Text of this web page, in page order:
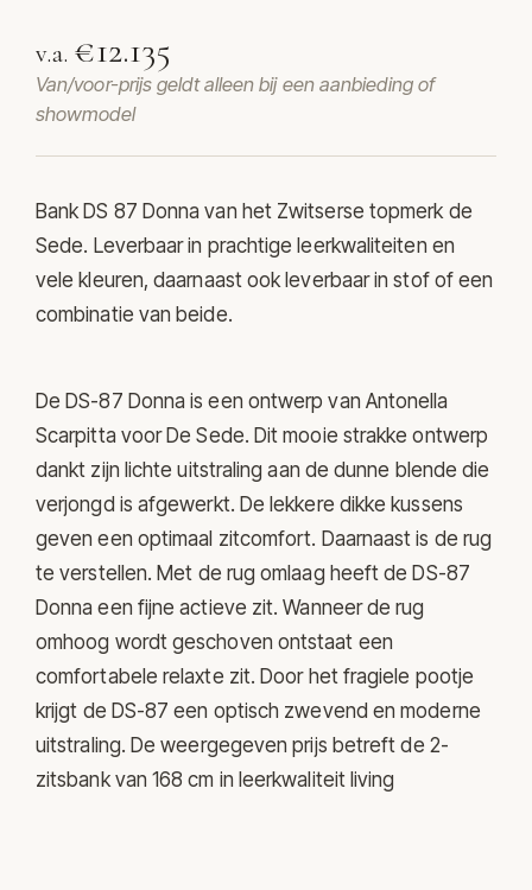
v.a. €12.135
Van/voor-prijs geldt alleen bij een aanbieding of
showmodel
Bank DS 87 Donna van het Zwitserse topmerk de
Sede. Leverbaar in prachtige leerkwaliteiten en
vele kleuren, daarnaast ook leverbaar in stof of een
combinatie van beide.
De DS-87 Donna is een ontwerp van Antonella
Scarpitta voor De Sede. Dit mooie strakke ontwerp
dankt zijn lichte uitstraling aan de dunne blende die
verjongd is afgewerkt. De lekkere dikke kussens
geven een optimaal zitcomfort. Daarnaast is de rug
te verstellen. Met de rug omlaag heeft de DS-87
Donna een fijne actieve zit. Wanneer de rug
omhoog wordt geschoven ontstaat een
comfortabele relaxte zit. Door het fragiele pootje
krijgt de DS-87 een optisch zwevend en moderne
uitstraling. De weergegeven prijs betreft de 2-
zitsbank van 168 cm in leerkwaliteit living